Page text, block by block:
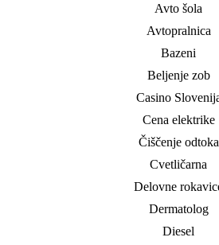
Avto šola
Avtopralnica
Bazeni
Beljenje zob
Casino
Cena elektrike
Čiščenje odtoka
Cvetličarna
Delovne
Dermatolog
Diesel